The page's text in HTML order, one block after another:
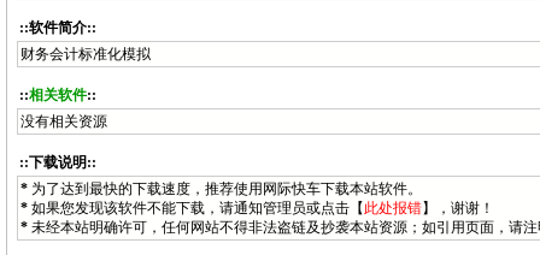
::软件简介::
财务会计标准化模拟
::相关软件::
没有相关资源
::下载说明::
* 为了达到最快的下载速度，推荐使用网际快车下载本站软件。
* 如果您发现该软件不能下载，请通知管理员或点击【 此处报错】，谢谢！
* 未经本站明确许可，任何网站不得非法盗链及抄袭本站资源；如引用页面，请